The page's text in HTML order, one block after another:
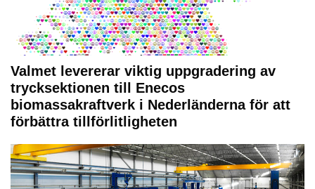
Valmet levererar viktig uppgradering av
trycksektionen till Enecos
biomassakraftverk i Nederländerna för att
förbättra tillförlitligheten